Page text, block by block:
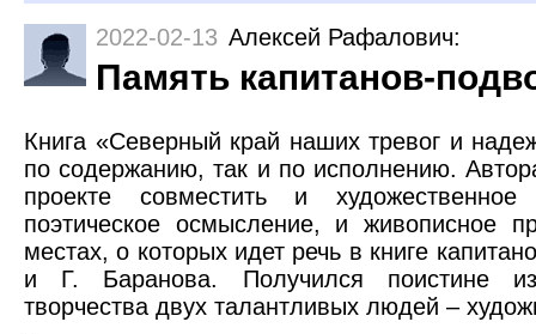
2022-02-13 Алексей Рафалович:
Память капитанов-
Книга «Северный край наших тревог и
по содержанию, так и по исполнению.
проекте совместить и
поэтическое осмысление, и живописное
местах, о которых идет речь в книге
и Г. Баранова. Получился поистине
творчества двух талантливых людей –